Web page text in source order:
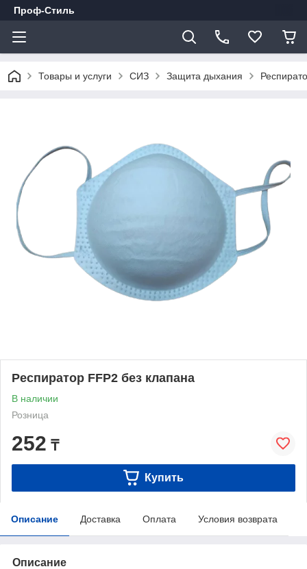
Проф-Стиль
Товары и услуги СИЗ Защита дыхания
Респиратор FFP2 без клапана
В наличии
Розница
252 ₸
Купить
Описание Доставка Оплата Условия возврата
Описание